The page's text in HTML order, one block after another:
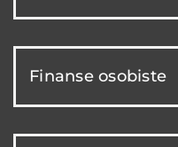
Finanse osobiste